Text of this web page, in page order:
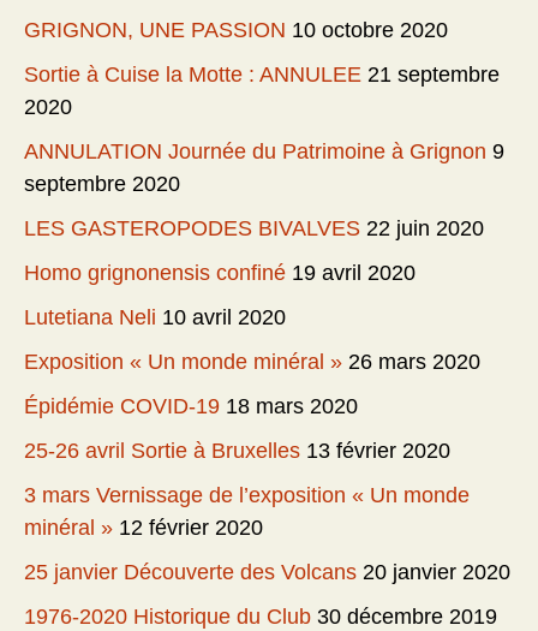
GRIGNON, UNE PASSION 10 octobre 2020
Sortie à Cuise la Motte : ANNULEE 21 septembre
2020
ANNULATION Journée du Patrimoine à Grignon 9
septembre 2020
LES GASTEROPODES BIVALVES 22 juin 2020
Homo grignonensis confiné 19 avril 2020
Lutetiana Neli 10 avril 2020
Exposition « Un monde minéral » 26 mars 2020
Épidémie COVID-19 18 mars 2020
25-26 avril Sortie à Bruxelles 13 février 2020
3 mars Vernissage de l’exposition « Un monde
minéral » 12 février 2020
25 janvier Découverte des Volcans 20 janvier 2020
1976-2020 Historique du Club 30 décembre 2019